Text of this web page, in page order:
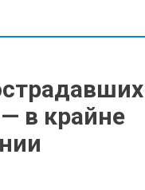
в крайне